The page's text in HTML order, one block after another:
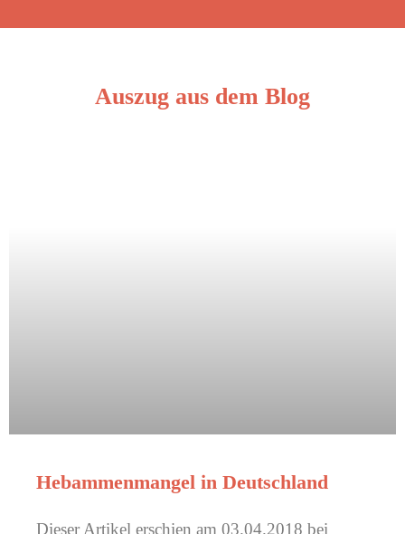
Auszug aus dem Blog
Hebammenmangel in Deutschland
Dieser Artikel erschien am 03.04.2018 bei